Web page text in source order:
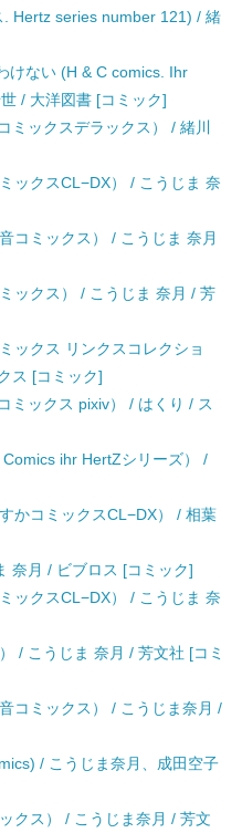
Hertz series number 121) / 緒
けない (H & C comics. Ihr
/ 大洋図書 [コミック]
ミックスデラックス） / 緒川
ックスCL−DX） / こうじま 奈
コミックス） / こうじま 奈月
ックス） / こうじま 奈月 / 芳
ックス リンクスコレクショ
ス [コミック]
ミックス pixiv） / はくり / ス
ihr HertZシリーズ） /
かコミックスCL−DX） / 相葉
奈月 / ビブロス [コミック]
ックスCL−DX） / こうじま 奈
/ こうじま 奈月 / 芳文社 [コミ
コミックス） / こうじま奈月 /
/ こうじま奈月、成田空子
クス） / こうじま奈月 / 芳文